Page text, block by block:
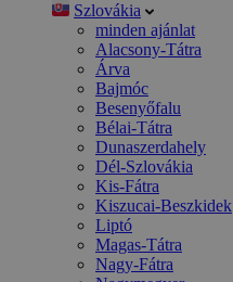
Szlovákia
minden ajánlat
Alacsony-Tátra
Árva
Bajmóc
Besenyőfalu
Bélai-Tátra
Dunaszerdahely
Dél-Szlovákia
Kis-Fátra
Kiszucai-Beszkidek
Liptó
Magas-Tátra
Nagy-Fátra